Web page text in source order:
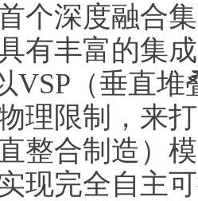
个深度融合
有丰富的集
VSP（垂直堆
理限制，来
整合制造）
现完全自主